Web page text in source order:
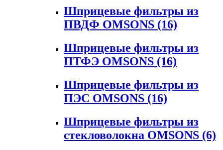
Шприцевые фильтры из
ПВДФ OMSONS (16)
Шприцевые фильтры из
ПТФЭ OMSONS (16)
Шприцевые фильтры из
ПЭС OMSONS (16)
Шприцевые фильтры из
стекловолокна OMSONS (6)